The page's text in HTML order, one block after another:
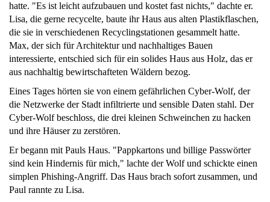
hatte. "Es ist leicht aufzubauen und kostet fast nichts," dachte er.
Lisa, die gerne recycelte, baute ihr Haus aus alten Plastikflaschen,
die sie in verschiedenen Recyclingstationen gesammelt hatte.
Max, der sich für Architektur und nachhaltiges Bauen
interessierte, entschied sich für ein solides Haus aus Holz, das er
aus nachhaltig bewirtschafteten Wäldern bezog.
Eines Tages hörten sie von einem gefährlichen Cyber-Wolf, der
die Netzwerke der Stadt infiltrierte und sensible Daten stahl. Der
Cyber-Wolf beschloss, die drei kleinen Schweinchen zu hacken
und ihre Häuser zu zerstören.
Er begann mit Pauls Haus. "Pappkartons und billige Passwörter
sind kein Hindernis für mich," lachte der Wolf und schickte einen
simplen Phishing-Angriff. Das Haus brach sofort zusammen, und
Paul rannte zu Lisa.